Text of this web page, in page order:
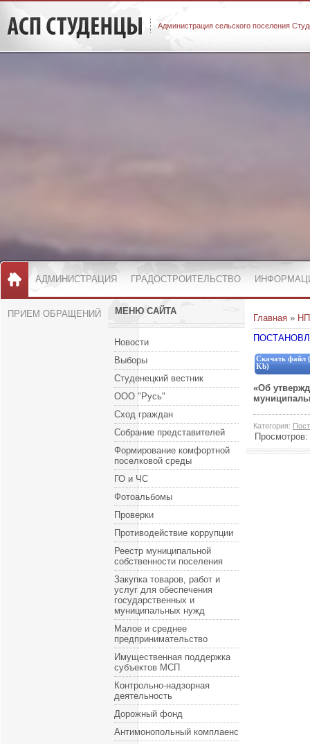
Администрация сельского поселения
АДМИНИСТРАЦИЯ ГРАДОСТРОИТЕЛЬСТВО
ПРИЕМ ОБРАЩЕНИЙ МЕНЮ САЙТА
Новости
Выборы
Студенецкий вестник
ООО "Русь"
Сход граждан
Собрание представителей
Формирование комфортной
поселковой среды
ГО и ЧС
Фотоальбомы
Проверки
Противодействие коррупции
Реестр муниципальной
собственности поселения
Закупка товаров, работ и
услуг для обеспечения
государственных и
муниципальных нужд
Малое и среднее
предпринимательство
Имущественная поддержка
субъектов МСП
Контрольно-надзорная
деятельность
Дорожный фонд
Антимонопольный комплаенс
Главная »
Скачать файл
Kb)
«Об
Категория:
Просмотров: